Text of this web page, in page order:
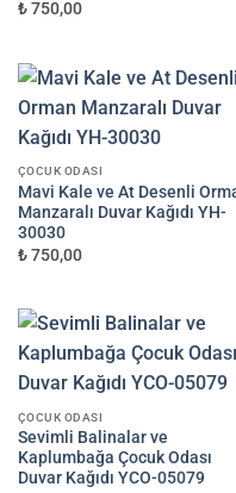
₺ 750,00
ÇOCUK ODASI
Mavi Kale ve At Desenli
Manzaralı Duvar Kağıdı YH-
30030
₺ 750,00
ÇOCUK ODASI
Sevimli Balinalar ve
Kaplumbağa Çocuk Odası
Duvar Kağıdı YCO-05079